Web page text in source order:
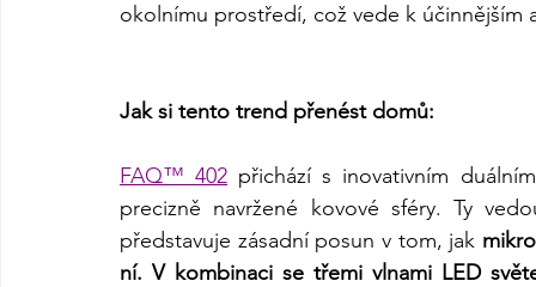
okolnímu prostředí, což vede k účinnějším
Jak si tento trend přenést domů:
FAQ™ 402 přichází s inovativním
precizně navržené kovové sféry. Ty
představuje zásadní posun v tom, jak
ní. V kombinaci se třemi vlnami LED